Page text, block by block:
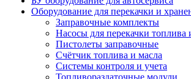
Оборудование для перекачки и
Заправочные комплекты
Насосы для перекачки топлива
Пистолеты заправочные
Счётчик топлива и масла
Системы контроля и учета
Топливораздаточные модули